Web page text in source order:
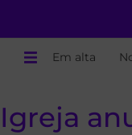
Em alta
Igreja